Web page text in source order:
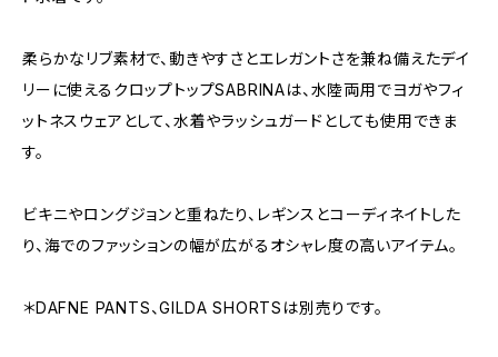
柔らかなリブ素材で、動きやすさとエレガントさを兼ね備えたデイ
リーに使えるクロップトップSABRINAは、水陸両用でヨガやフィ
ットネスウェアとして、水着やラッシュガードとしても使用できま
す。
ビキニやロングジョンと重ねたり、レギンスとコーディネイトした
り、海でのファッションの幅が広がるオシャレ度の高いアイテム。
＊DAFNE PANTS、GILDA SHORTSは別売りです。